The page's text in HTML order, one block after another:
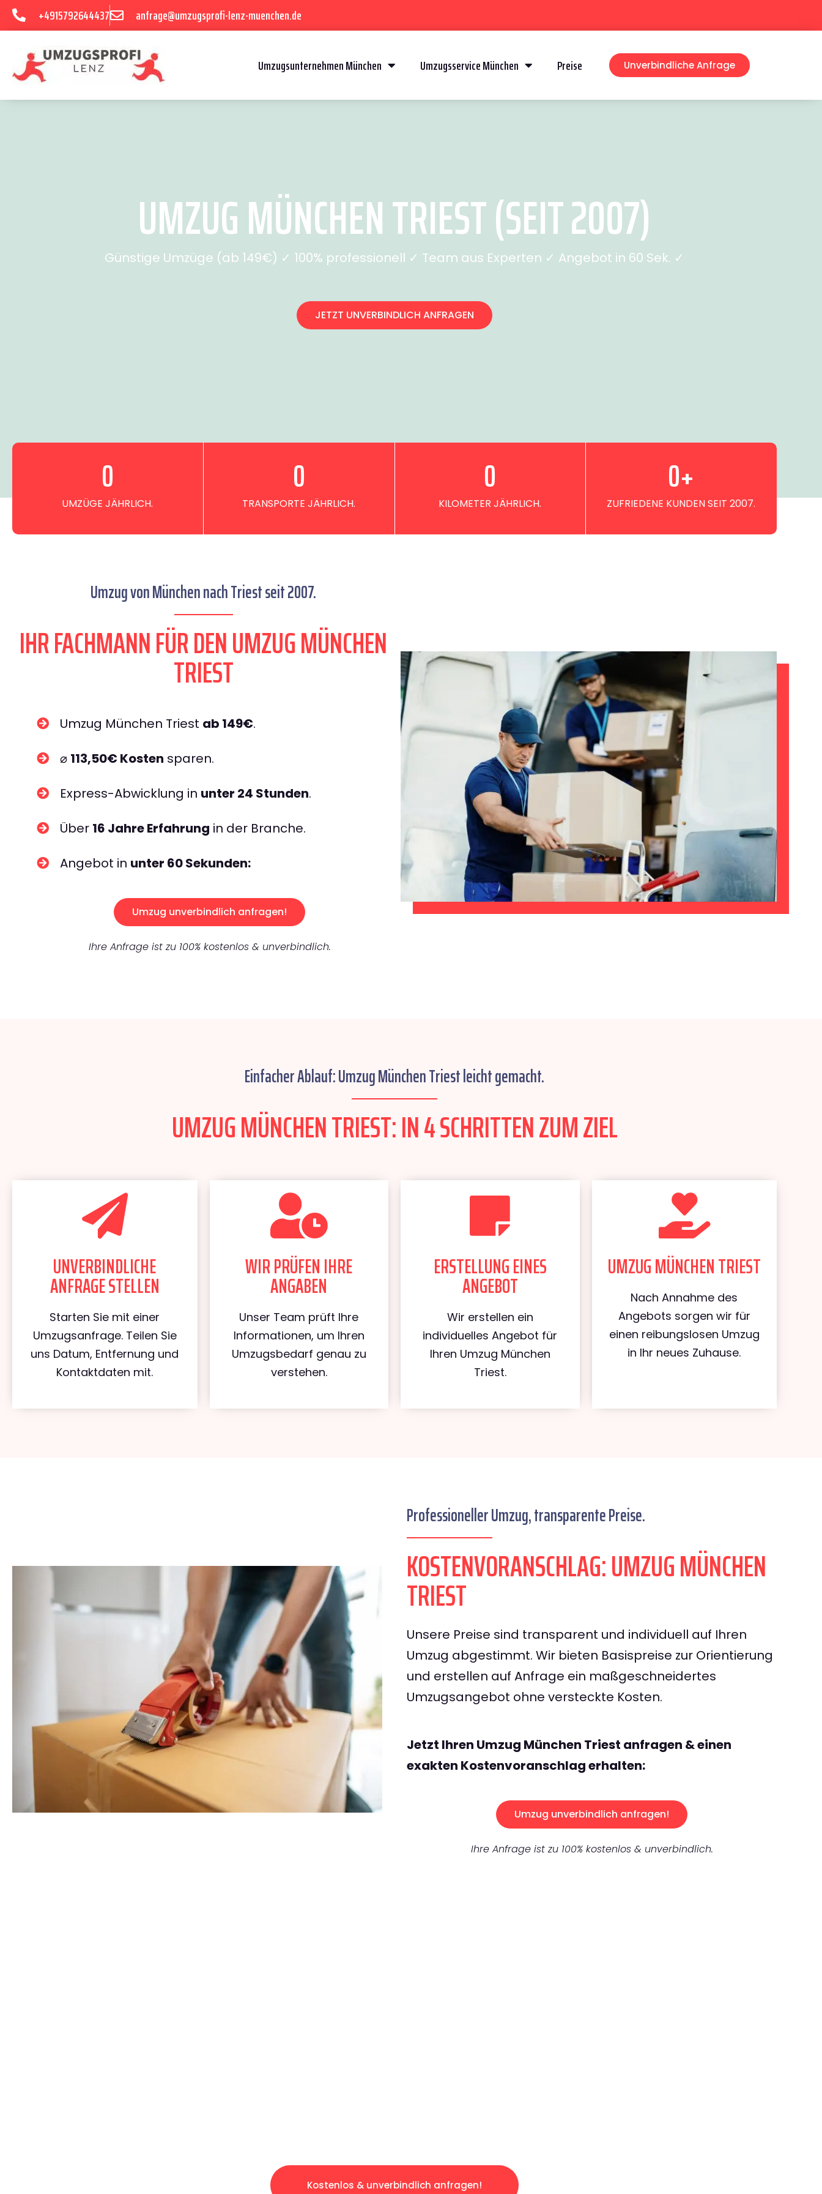
+4915792644437 anfrage@umzugsprofi-lenz-muenchen.de
Umzugsunternehmen München Umzugsservice München Preise Unverbindliche Anfrage
UMZUG MÜNCHEN TRIEST (SEIT 2007)
Günstige Umzüge (ab 149€) ✓ 100% professionell ✓ Team aus Experten ✓ Angebot in 60 Sek. ✓
JETZT UNVERBINDLICH ANFRAGEN
UMZÜGE JÄHRLICH.
0
TRANSPORTE JÄHRLICH.
0
KILOMETER JÄHRLICH.
0
ZUFRIEDENE KUNDEN SEIT 2007.
0+
Umzug von München nach Triest seit 2007.
IHR FACHMANN FÜR DEN UMZUG MÜNCHEN
TRIEST
Umzug München Triest ab 149€.
⌀ 113,50€ Kosten sparen.
Express-Abwicklung in unter 24 Stunden.
Über 16 Jahre Erfahrung in der Branche.
Angebot in unter 60 Sekunden:
Umzug unverbindlich anfragen!
Ihre Anfrage ist zu 100% kostenlos & unverbindlich.
Einfacher Ablauf: Umzug München Triest leicht gemacht.
UMZUG MÜNCHEN TRIEST: IN 4 SCHRITTEN ZUM ZIEL
UNVERBINDLICHE
ANFRAGE STELLEN
Starten Sie mit einer
Umzugsanfrage. Teilen Sie
uns Datum, Entfernung und
Kontaktdaten mit.
WIR PRÜFEN IHRE
ANGABEN
Unser Team prüft Ihre
Informationen, um Ihren
Umzugsbedarf genau zu
verstehen.
ERSTELLUNG EINES
ANGEBOT
Wir erstellen ein
individuelles Angebot für
Ihren Umzug München
Triest.
UMZUG MÜNCHEN TRIEST
Nach Annahme des
Angebots sorgen wir für
einen reibungslosen Umzug
in Ihr neues Zuhause.
Professioneller Umzug, transparente Preise.
KOSTENVORANSCHLAG: UMZUG MÜNCHEN
TRIEST
Unsere Preise sind transparent und individuell auf Ihren
Umzug abgestimmt. Wir bieten Basispreise zur Orientierung
und erstellen auf Anfrage ein maßgeschneidertes
Umzugsangebot ohne versteckte Kosten.
Jetzt Ihren Umzug München Triest anfragen & einen
exakten Kostenvoranschlag erhalten:
Umzug unverbindlich anfragen!
Ihre Anfrage ist zu 100% kostenlos & unverbindlich.
Kostenlos & unverbindlich anfragen!